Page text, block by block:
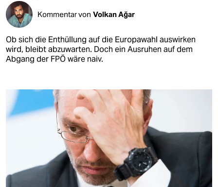
Kommentar von Volkan Ağar
Ob sich die Enthüllung auf die Europawahl auswirken
wird, bleibt abzuwarten. Doch ein Ausruhen auf dem
Abgang der FPÖ wäre naiv.